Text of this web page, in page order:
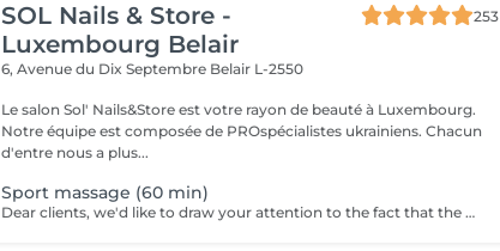
SOL Nails & Store -
Luxembourg Belair
253
6, Avenue du Dix Septembre Belair L-2550
Le salon Sol' Nails&Store est votre rayon de beauté à Luxembourg.
Notre équipe est composée de PROspécialistes ukrainiens. Chacun
d'entre nous a plus...
Sport massage (60 min)
Dear clients, we'd like to draw your attention to the fact that the actual massage time is indicated in parentheses next to the name of the massage. The duration list on the website includes time for room and client preparation. We strive to provide you with the highest quality and comfort. Thank you for your understanding.